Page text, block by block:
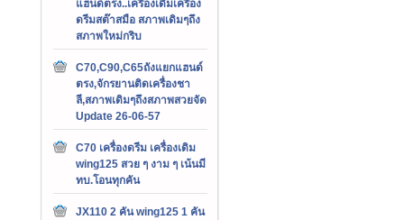
แฮนด์ตรง..เครื่องเดิมเครื่อง
ดรีมสต๊าสมือ สภาพเดิมๆถึง
สภาพใหม่กริบ
C70,C90,C65ถังแยกแฮนด์
ตรง,จักรยานติดเครื่องชา
ลี,สภาพเดิมๆถึงสภาพสวยจัด
Update 26-06-57
C70 เครื่องดรีม เครื่องเดิม
wing125 สวย ๆ งาม ๆ เน้นมี
ทบ.โอนทุกคัน
JX110 2 คัน wing125 1 คัน